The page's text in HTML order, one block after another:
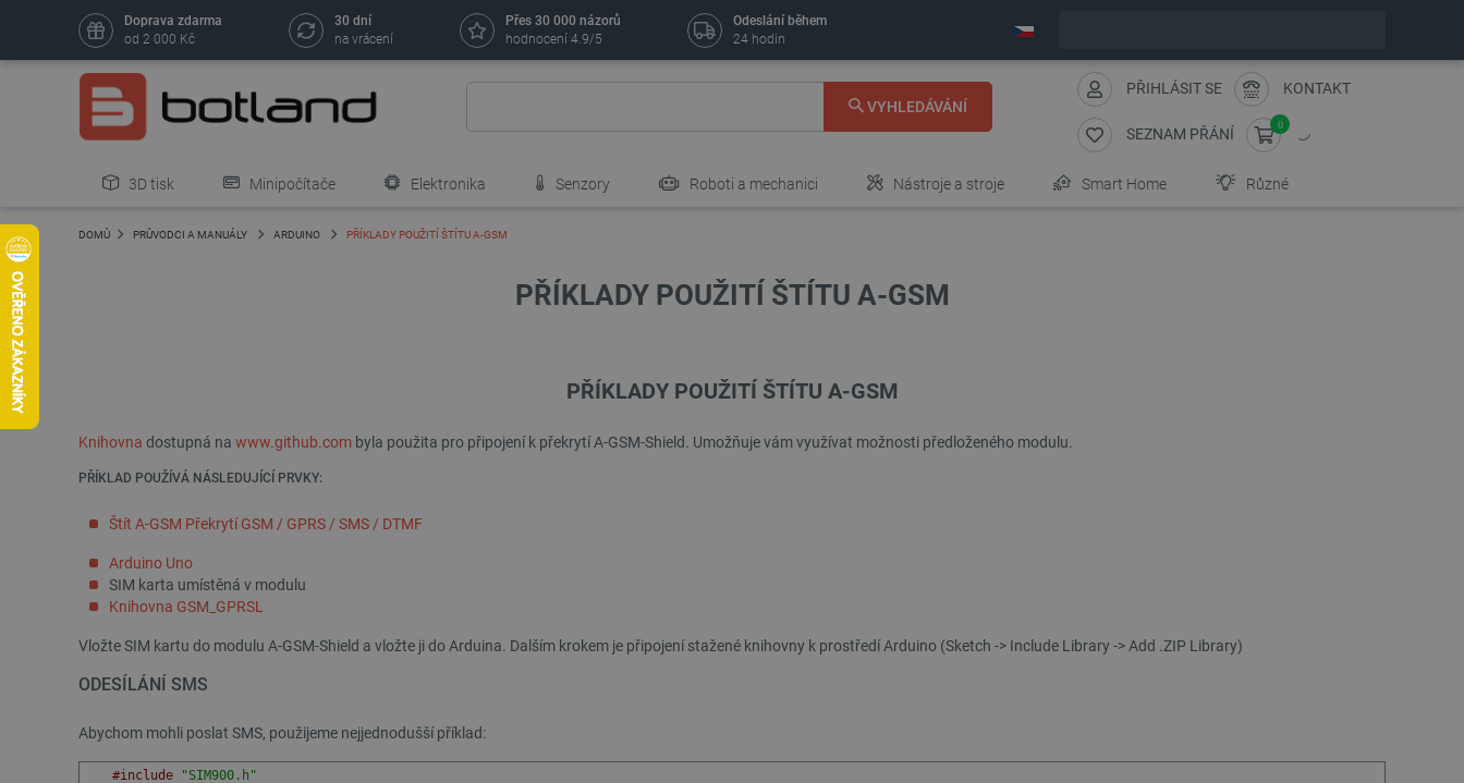
Doprava zdarma
od 2 000 Kč
30 dní
na vrácení
Přes 30 000 názorů
hodnocení 4.9/5
Odeslání během
24 hodin
VYHLEDÁVÁNÍ
PŘIHLÁSIT SE KONTAKT
SEZNAM PŘÁNÍ
0
3D tisk Minipočítače Elektronika Senzory Roboti a mechanici Nástroje a stroje Smart Home Různé
DOMŮ PRŮVODCI A MANUÁLY ARDUINO PŘÍKLADY POUŽITÍ ŠTÍTU A-GSM
PŘÍKLADY POUŽITÍ ŠTÍTU A-GSM
PŘÍKLADY POUŽITÍ ŠTÍTU A-GSM
Knihovna dostupná na www.github.com byla použita pro připojení k překrytí A-GSM-Shield. Umožňuje vám využívat možnosti předloženého modulu.
PŘÍKLAD POUŽÍVÁ NÁSLEDUJÍCÍ PRVKY:
Štít A-GSM Překrytí GSM / GPRS / SMS / DTMF
Arduino Uno
SIM karta umístěná v modulu
Knihovna GSM_GPRSL
Vložte SIM kartu do modulu A-GSM-Shield a vložte ji do Arduina. Dalším krokem je připojení stažené knihovny k prostředí Arduino (Sketch -> Include Library -> Add .ZIP Library)
ODESÍLÁNÍ SMS
Abychom mohli poslat SMS, použijeme nejjednodušší příklad:
#include
"SIM900.h"